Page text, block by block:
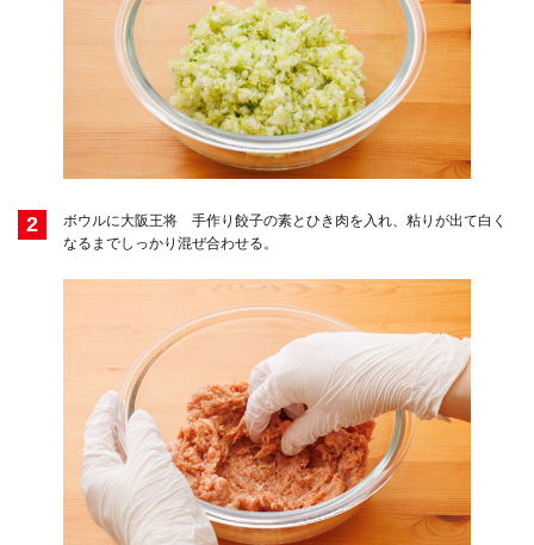
2
ボウルに大阪王将 手作り餃子の素とひき肉を入れ、粘りが出て白く
なるまでしっかり混ぜ合わせる。